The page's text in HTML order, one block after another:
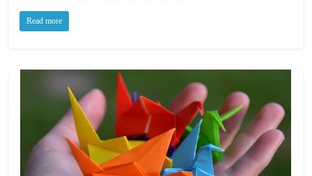
Read more